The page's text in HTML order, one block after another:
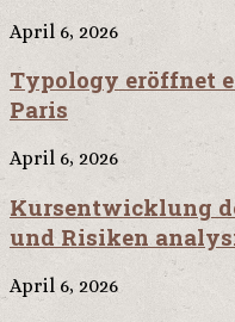
April 6, 2026
Typology eröffnet
Paris
April 6, 2026
Kursentwicklung
und Risiken
April 6, 2026